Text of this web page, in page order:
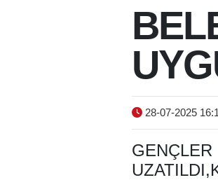
28-07-2025
GENÇLER